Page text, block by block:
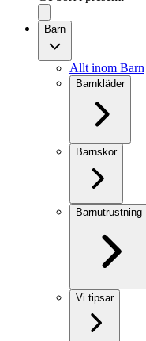
Barn
Allt inom Barn
Barnkläder
Barnskor
Barnutrustning
Vi tipsar